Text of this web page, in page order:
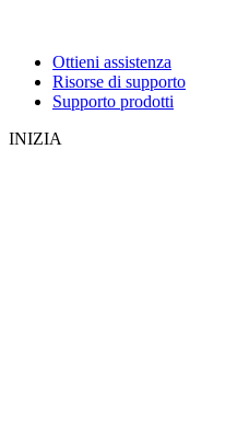
Ottieni assistenza
Risorse di supporto
Supporto prodotti
INIZIA